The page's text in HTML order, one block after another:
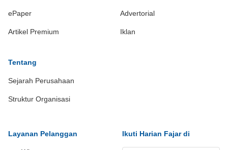
ePaper
Artikel Premium
Advertorial
Iklan
Tentang
Sejarah Perusahaan
Struktur Organisasi
Layanan Pelanggan Ikuti Harian Fajar di